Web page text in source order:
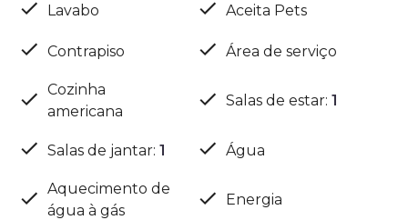
Lavabo Aceita Pets
Contrapiso Área de serviço
Cozinha
americana
Salas de estar: 1
Salas de jantar: 1 Água
Aquecimento de
água à gás
Energia